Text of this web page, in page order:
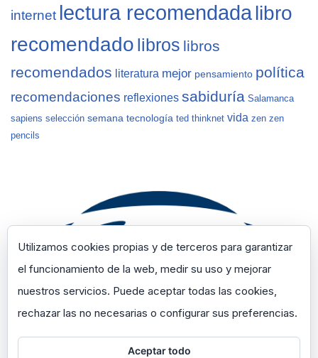
internet lectura recomendadalibro
recomendado libros libros
recomendados literatura mejor pensamiento política
recomendaciones reflexiones sabiduría Salamanca
sapiens selección semana tecnología ted thinknet vida zen zen
pencils
Utilizamos cookies propias y de terceros para garantizar
el funcionamiento de la web, medir su uso y mejorar
nuestros servicios. Puede aceptar todas las cookies,
rechazar las no necesarias o configurar sus preferencias.
Aceptar todo